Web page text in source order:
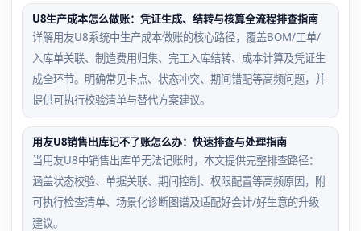
U8生产成本怎么做账：凭证生成、结转与核算全流程排查指南
详解用友U8系统中生产成本做账的核心路径，覆盖BOM/工单/
入库单关联、制造费用归集、完工入库结转、成本计算及凭证生
成全环节。明确常见卡点、状态冲突、期间错配等高频问题，并
提供可执行校验清单与替代方案建议。
用友U8销售出库记不了账怎么办：快速排查与处理指南
当用友U8中销售出库单无法记账时，本文提供完整排查路径：
涵盖状态校验、单据关联、期间控制、权限配置等高频原因，附
可执行检查清单、场景化诊断图谱及适配好会计/好生意的升级
建议。